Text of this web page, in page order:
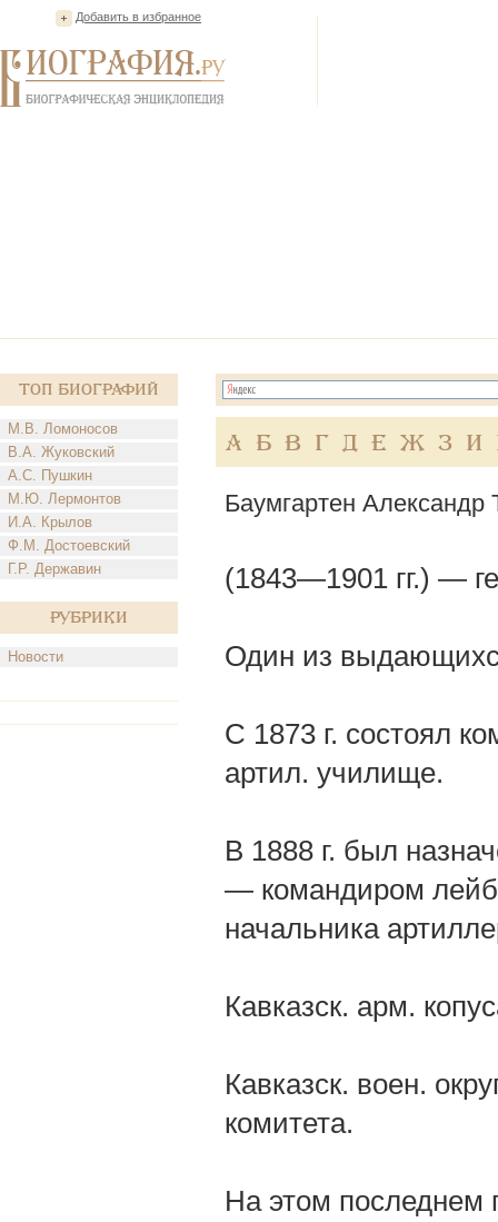
Добавить в избранное
Топ Биографий
М.В. Ломоносов
В.А. Жуковский
А.С. Пушкин
М.Ю. Лермонтов
И.А. Крылов
Ф.М. Достоевский
Г.Р. Державин
Рубрики
Новости
А Б В Г Д Е Ж З И
Баумгартен
(1843—1901 гг.) —
Один из
С 1873 г. состоял
артил. училище.
В 1888 г. был
— командиром
начальника
Кавказск. арм.
Кавказск. воен.
комитета.
На этом последнем